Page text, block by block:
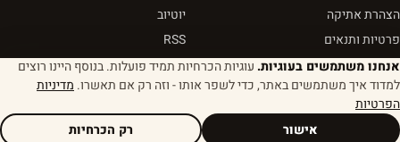
הצהרת אתיקה
פרטיות ותנאים
יוטיוב
RSS
© 2026 לזלול - מגזין שבא לאכול הגדרות עוגיות נבנה מהר. נטען מהר. טעים תמיד.
אנחנו משתמשים בעוגיות. עוגיות הכרחיות תמיד פועלות. בנוסף היינו רוצים
למדוד איך משתמשים באתר, כדי לשפר אותו - וזה רק אם תאשרו. מדיניות
הפרטיות
אישור
רק הכרחיות